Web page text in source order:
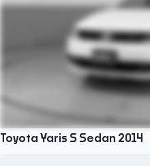
Toyota Yaris S Sedan 2014